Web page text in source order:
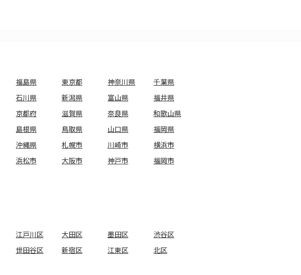
福島県 東京都 神奈川県
千葉県
石川県 新潟県 富山県
福井県
京都府 滋賀県 奈良県
和歌山県
島根県 鳥取県 山口県
福岡県
沖縄県 札幌市 川崎市
横浜市
浜松市 大阪市 神戸市
福岡市
江戸川区 大田区 墨田区
渋谷区
世田谷区 新宿区 江東区
北区